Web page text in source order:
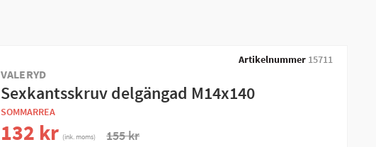
Artikelnummer 15711
VALERYD
Sexkantsskruv delgängad M14x140
SOMMARREA
132 kr (ink. moms) 155 kr